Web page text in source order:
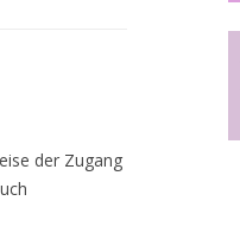
der Zugang